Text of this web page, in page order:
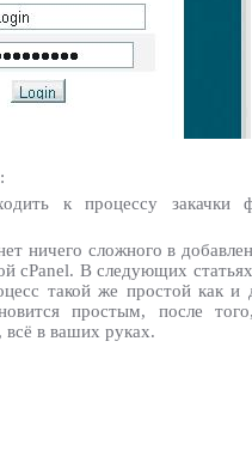
к процессу
ничего сложного в
cPanel. В следующих
такой же простой как
простым, после
в ваших руках.